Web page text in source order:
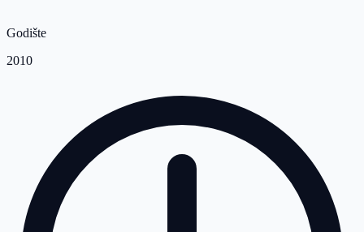
Godište
2010